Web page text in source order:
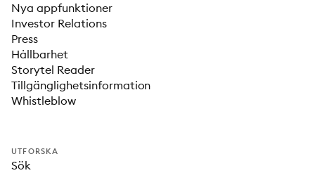
Nya appfunktioner
Investor Relations
Press
Hållbarhet
Storytel Reader
Tillgänglighetsinformation
Whistleblow
UTFORSKA
Sök